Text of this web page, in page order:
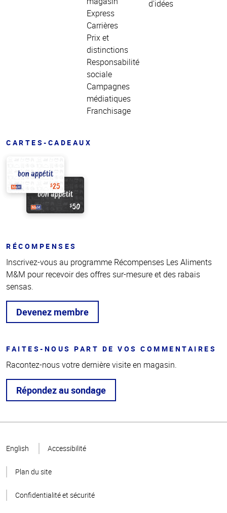
Express
Carrières
Prix et
distinctions
Responsabilité
sociale
Campagnes
médiatiques
Franchisage
d'idées
CARTES-CADEAUX
RÉCOMPENSES
Inscrivez-vous au programme Récompenses Les Aliments
M&M pour recevoir des offres sur-mesure et des rabais
sensas.
Devenez membre
FAITES-NOUS PART DE VOS COMMENTAIRES
Racontez-nous votre dernière visite en magasin.
Répondez au sondage
page
English Accessibilité
Plan du site
Confidentialité et sécurité